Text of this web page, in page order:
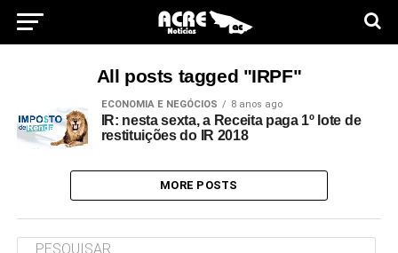
All posts tagged "IRPF"
ECONOMIA E NEGÓCIOS 8 anos ago
IR: nesta sexta, a Receita paga 1º lote de
restituições do IR 2018
MORE POSTS